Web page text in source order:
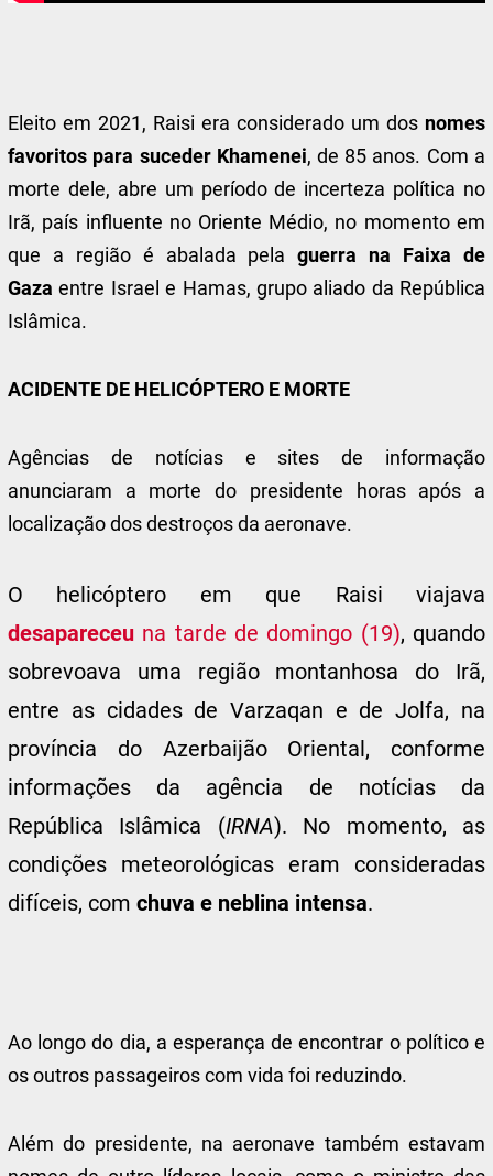
Eleito em 2021, Raisi era considerado um dos nomes
favoritos para suceder Khamenei, de 85 anos. Com a
morte dele, abre um período de incerteza política no
Irã, país influente no Oriente Médio, no momento em
que a região é abalada pelaguerra na Faixa de
Gaza entre Israel e Hamas, grupo aliado da República
Islâmica.
ACIDENTE DE HELICÓPTERO E MORTE
Agências de notícias e sites de informação
anunciaram a morte do presidente horas após a
localização dos destroços da aeronave.
O helicóptero em que Raisi viajava
desapareceu na tarde de domingo (19), quando
sobrevoava uma região montanhosa do Irã,
entre as cidades de Varzaqan e de Jolfa, na
província do Azerbaijão Oriental, conforme
informações da agência de notícias da
República Islâmica (IRNA). No momento, as
condições meteorológicas eram consideradas
difíceis, comchuva e neblina intensa.
Ao longo do dia, a esperança de encontrar o político e
os outros passageiros com vida foi reduzindo.
Além do presidente, na aeronave também estavam